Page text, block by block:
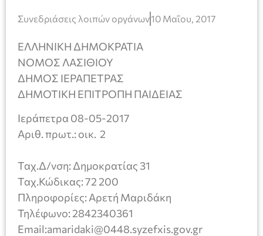
Συνεδριάσεις λοιπών οργάνων10 Μαΐου, 2017
ΕΛΛΗΝΙΚΗ ΔΗΜΟΚΡΑΤΙΑ
ΝΟΜΟΣ ΛΑΣΙΘΙΟΥ
ΔΗΜΟΣ ΙΕΡΑΠΕΤΡΑΣ
ΔΗΜΟΤΙΚΗ ΕΠΙΤΡΟΠΗ ΠΑΙΔΕΙΑΣ
Ιεράπετρα 08-05-2017
Αριθ. πρωτ.: οικ. 2
Ταχ.Δ/νση: Δημοκρατίας 31
Ταχ.Κώδικας: 72 200
Πληροφορίες: Αρετή Μαριδάκη
Τηλέφωνο: 2842340361
Email:amaridaki@0448.syzefxis.gov.gr